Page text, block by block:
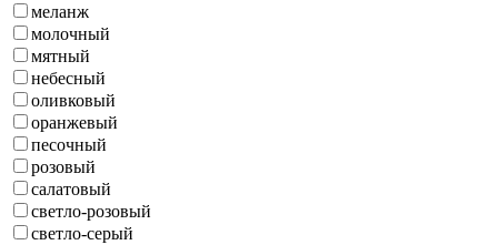
меланж
молочный
мятный
небесный
оливковый
оранжевый
песочный
розовый
салатовый
светло-розовый
светло-серый